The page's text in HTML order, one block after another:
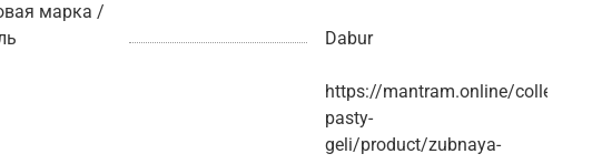
марка /
Dabur
https://mantram.online/
pasty-
geli/product/zubnaya-